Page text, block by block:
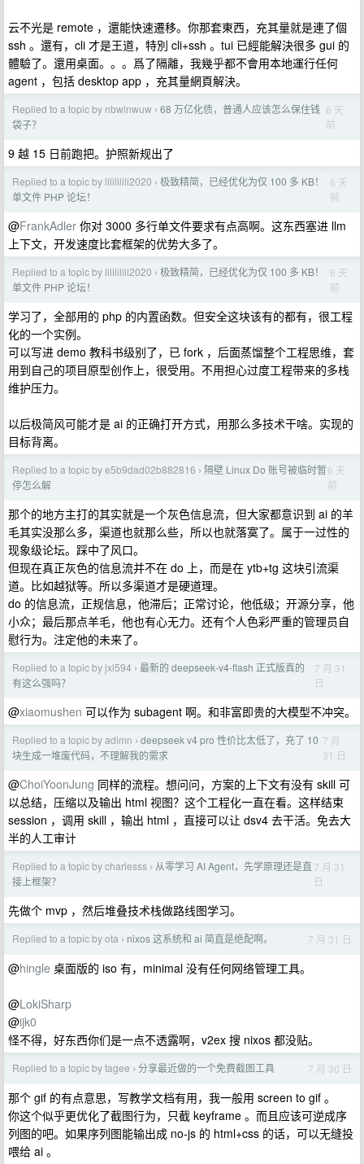
云不光是 remote ，還能快速遷移。你那套東西，充其量就是連了個
ssh 。還有，cli 才是王道，特別 cli+ssh 。tui 已經能解決很多 gui 的
體驗了。還用桌面。。。爲了隔離，我幾乎都不會用本地運行任何
agent ，包括 desktop app ，充其量網頁解決。
Replied to a topic by nbwinwuw › 68 万亿化债，普通人应该怎么保住钱
袋子？
6 天
前
9 越 15 日前跑把。护照新规出了
Replied to a topic by lilililili2020 › 极致精简，已经优化为仅 100 多 KB！
单文件 PHP 论坛！
6 天
前
@FrankAdler 你对 3000 多行单文件要求有点高啊。这东西塞进 llm
上下文，开发速度比套框架的优势大多了。
Replied to a topic by lilililili2020 › 极致精简，已经优化为仅 100 多 KB！
单文件 PHP 论坛！
6 天
前
学习了，全部用的 php 的内置函数。但安全这块该有的都有，很工程
化的一个实例。
可以写进 demo 教科书级别了，已 fork ，后面蒸馏整个工程思维，套
用到自己的项目原型创作上，很受用。不用担心过度工程带来的多栈
维护压力。
以后极简风可能才是 ai 的正确打开方式，用那么多技术干啥。实现的
目标背离。
Replied to a topic by e5b9dad02b882816 › 隔壁 Linux Do 账号被临时暂
停怎么解
6 天
前
那个的地方主打的其实就是一个灰色信息流，但大家都意识到 ai 的羊
毛其实没那么多，渠道也就那么些，所以也就落寞了。属于一过性的
现象级论坛。踩中了风口。
但现在真正灰色的信息流并不在 do 上，而是在 ytb+tg 这块引流渠
道。比如越狱等。所以多渠道才是硬道理。
do 的信息流，正规信息，他滞后；正常讨论，他低级；开源分享，他
小众；最后那点羊毛，他也有心无力。还有个人色彩严重的管理员自
慰行为。注定他的未来了。
Replied to a topic by jxl594 › 最新的 deepseek-v4-flash 正式版真的
有这么强吗？
7 月 31
日
@xiaomushen 可以作为 subagent 啊。和非富即贵的大模型不冲突。
Replied to a topic by adimn › deepseek v4 pro 性价比太低了，充了 10
块生成一堆废代码，不理解我的需求
7 月
31 日
@ChoiYoonJung 同样的流程。想问问，方案的上下文有没有 skill 可
以总结，压缩以及输出 html 视图？这个工程化一直在看。这样结束
session ，调用 skill ，输出 html ，直接可以让 dsv4 去干活。免去大
半的人工审计
Replied to a topic by charlesss › 从零学习 AI Agent，先学原理还是直
接上框架？
7 月 31
日
先做个 mvp ，然后堆叠技术栈做路线图学习。
Replied to a topic by ota › nixos 这系统和 ai 简直是绝配啊。 7 月 31 日
@hingle 桌面版的 iso 有，minimal 没有任何网络管理工具。
@LokiSharp
@ijk0
怪不得，好东西你们是一点不透露啊，v2ex 搜 nixos 都没贴。
Replied to a topic by tagee › 分享最近做的一个免费截图工具 7 月 30 日
那个 gif 的有点意思，写教学文档有用，我一般用 screen to gif 。
你这个似乎更优化了截图行为，只截 keyframe 。而且应该可逆成序
列图的吧。如果序列图能输出成 no-js 的 html+css 的话，可以无缝投
喂给 ai 。